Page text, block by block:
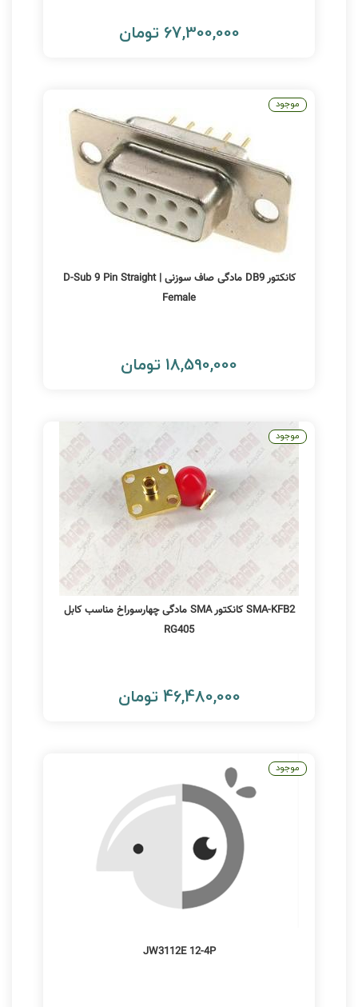
67,300,000 تومان
کانکتور DB9 مادگی صاف سوزنی | D-Sub 9 Pin Straight
Female
18,590,000 تومان
موجود
SMA-KFB2 کانکتور SMA مادگی چهارسوراخ مناسب کابل
RG405
46,480,000 تومان
موجود
JW3112E 12-4P
موجود